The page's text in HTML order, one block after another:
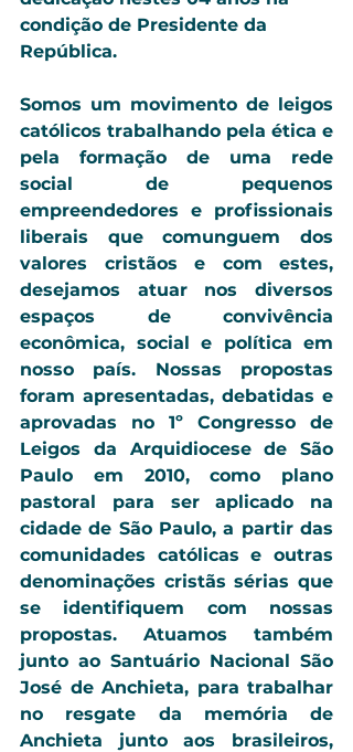
condição de Presidente da
República.
Somos um movimento de leigos
católicos trabalhando pela ética e
pela formação de uma rede
social de pequenos
empreendedores e profissionais
liberais que comunguem dos
valores cristãos e com estes,
desejamos atuar nos diversos
espaços de convivência
econômica, social e política em
nosso país. Nossas propostas
foram apresentadas, debatidas e
aprovadas no 1º Congresso de
Leigos da Arquidiocese de São
Paulo em 2010, como plano
pastoral para ser aplicado na
cidade de São Paulo, a partir das
comunidades católicas e outras
denominações cristãs sérias que
se identifiquem com nossas
propostas. Atuamos também
junto ao Santuário Nacional São
José de Anchieta, para trabalhar
no resgate da memória de
Anchieta junto aos brasileiros,